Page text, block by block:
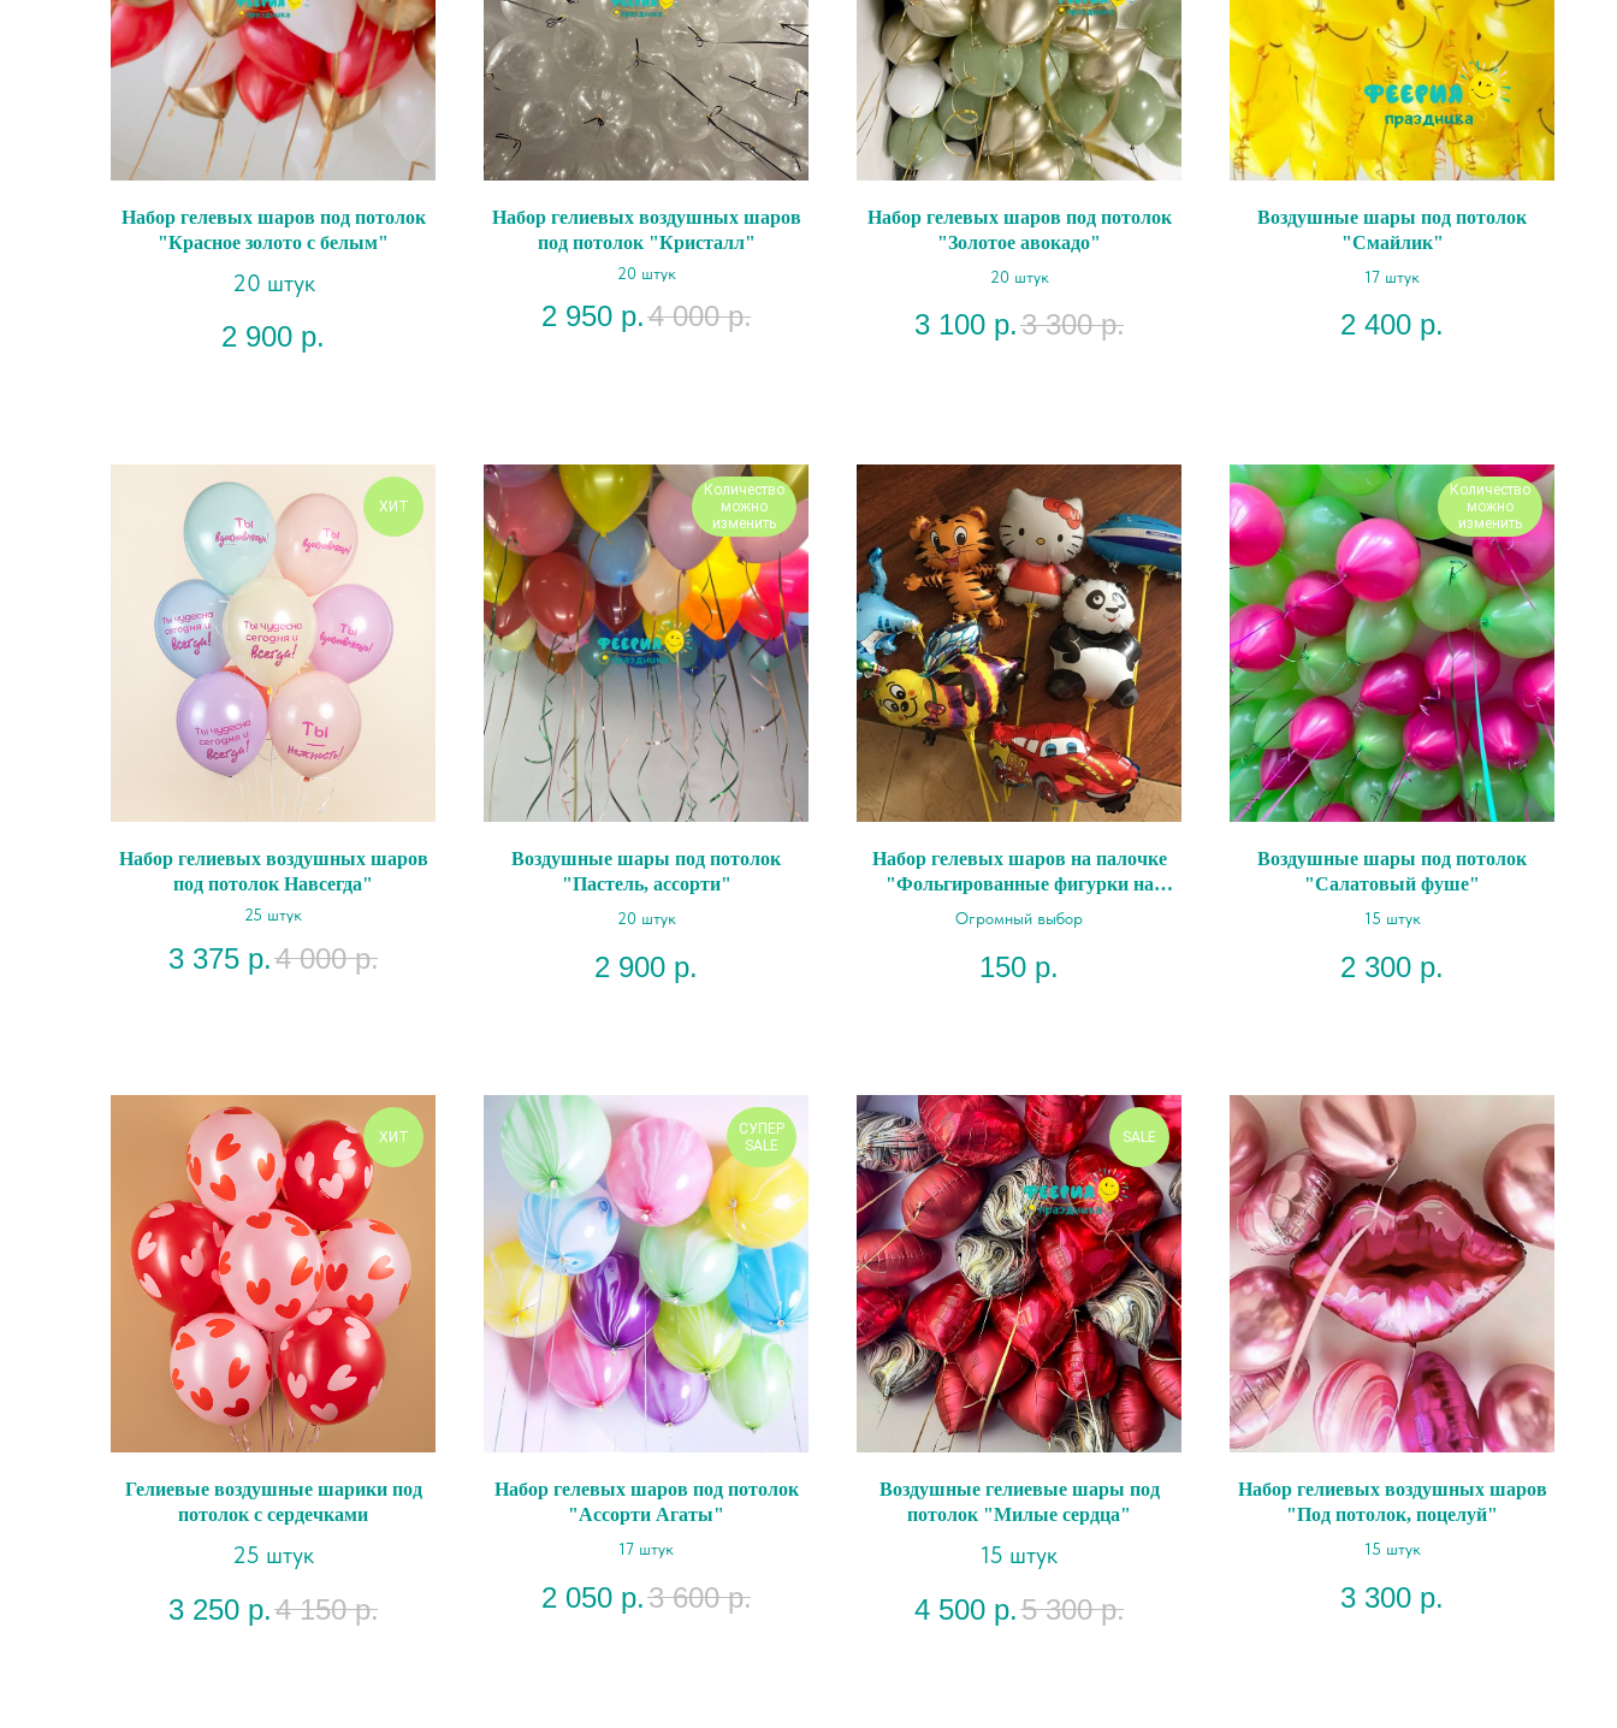
Набор гелевых шаров под потолок
"Красное золото с белым"
20 штук
2 900 р.
Набор гелиевых воздушных шаров
под потолок "Кристалл"
20 штук
2 950 р.4 000 р.
Набор гелевых шаров под потолок
"Золотое авокадо"
20 штук
3 100 р.3 300 р.
Воздушные шары под потолок
"Смайлик"
17 штук
2 400 р.
ХИТ
Набор гелиевых воздушных шаров
под потолок Навсегда"
25 штук
3 375 р.4 000 р.
Количество
можно
изменить
Воздушные шары под потолок
"Пастель, ассорти"
20 штук
2 900 р.
Набор гелевых шаров на палочке
"Фольгированные фигурки на
палочке"
Огромный выбор
150 р.
Количество
можно
изменить
Воздушные шары под потолок
"Салатовый фуше"
15 штук
2 300 р.
ХИТ
Гелиевые воздушные шарики под
потолок с сердечками
25 штук
3 250 р.4 150 р.
СУПЕР
SALE
Набор гелевых шаров под потолок
"Ассорти Агаты"
17 штук
2 050 р.3 600 р.
SALE
Воздушные гелиевые шары под
потолок "Милые сердца"
15 штук
4 500 р.5 300 р.
Набор гелиевых воздушных шаров
"Под потолок, поцелуй"
15 штук
3 300 р.